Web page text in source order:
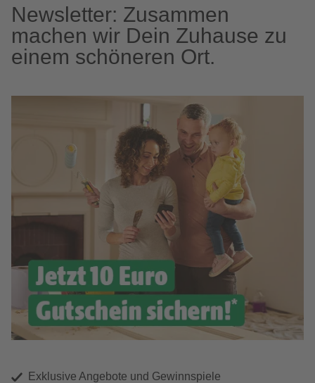
Newsletter: Zusammen
machen wir Dein Zuhause zu
einem schöneren Ort.
Exklusive Angebote und Gewinnspiele